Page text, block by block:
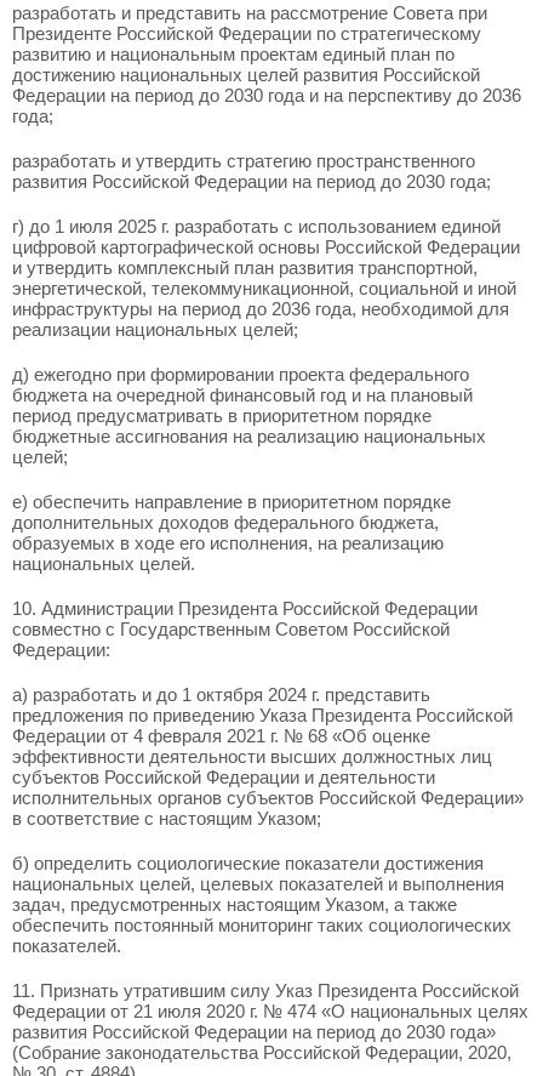
разработать и представить на рассмотрение Совета при
Президенте Российской Федерации по стратегическому
развитию и национальным проектам единый план по
достижению национальных целей развития Российской
Федерации на период до 2030 года и на перспективу до 2036
года;
разработать и утвердить стратегию пространственного
развития Российской Федерации на период до 2030 года;
г) до 1 июля 2025 г. разработать с использованием единой
цифровой картографической основы Российской Федерации
и утвердить комплексный план развития транспортной,
энергетической, телекоммуникационной, социальной и иной
инфраструктуры на период до 2036 года, необходимой для
реализации национальных целей;
д) ежегодно при формировании проекта федерального
бюджета на очередной финансовый год и на плановый
период предусматривать в приоритетном порядке
бюджетные ассигнования на реализацию национальных
целей;
е) обеспечить направление в приоритетном порядке
дополнительных доходов федерального бюджета,
образуемых в ходе его исполнения, на реализацию
национальных целей.
10. Администрации Президента Российской Федерации
совместно с Государственным Советом Российской
Федерации:
а) разработать и до 1 октября 2024 г. представить
предложения по приведению Указа Президента Российской
Федерации от 4 февраля 2021 г. № 68 «Об оценке
эффективности деятельности высших должностных лиц
субъектов Российской Федерации и деятельности
исполнительных органов субъектов Российской Федерации»
в соответствие с настоящим Указом;
б) определить социологические показатели достижения
национальных целей, целевых показателей и выполнения
задач, предусмотренных настоящим Указом, а также
обеспечить постоянный мониторинг таких социологических
показателей.
11. Признать утратившим силу Указ Президента Российской
Федерации от 21 июля 2020 г. № 474 «О национальных целях
развития Российской Федерации на период до 2030 года»
(Собрание законодательства Российской Федерации, 2020,